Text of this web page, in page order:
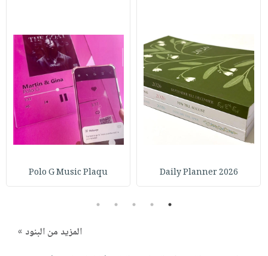
2026 Daily Planner
Polo G Music Plaqu
1
2
3
4
5
المزيد من البنود »